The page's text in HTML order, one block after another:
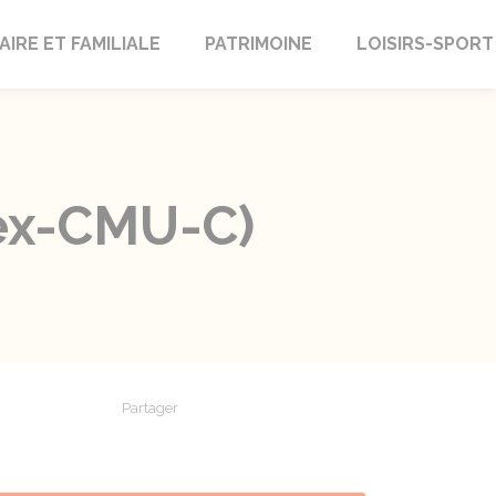
ET FAMILIALE PATRIMOINE LOISIRS-SPORT
CMU-C)
Partager